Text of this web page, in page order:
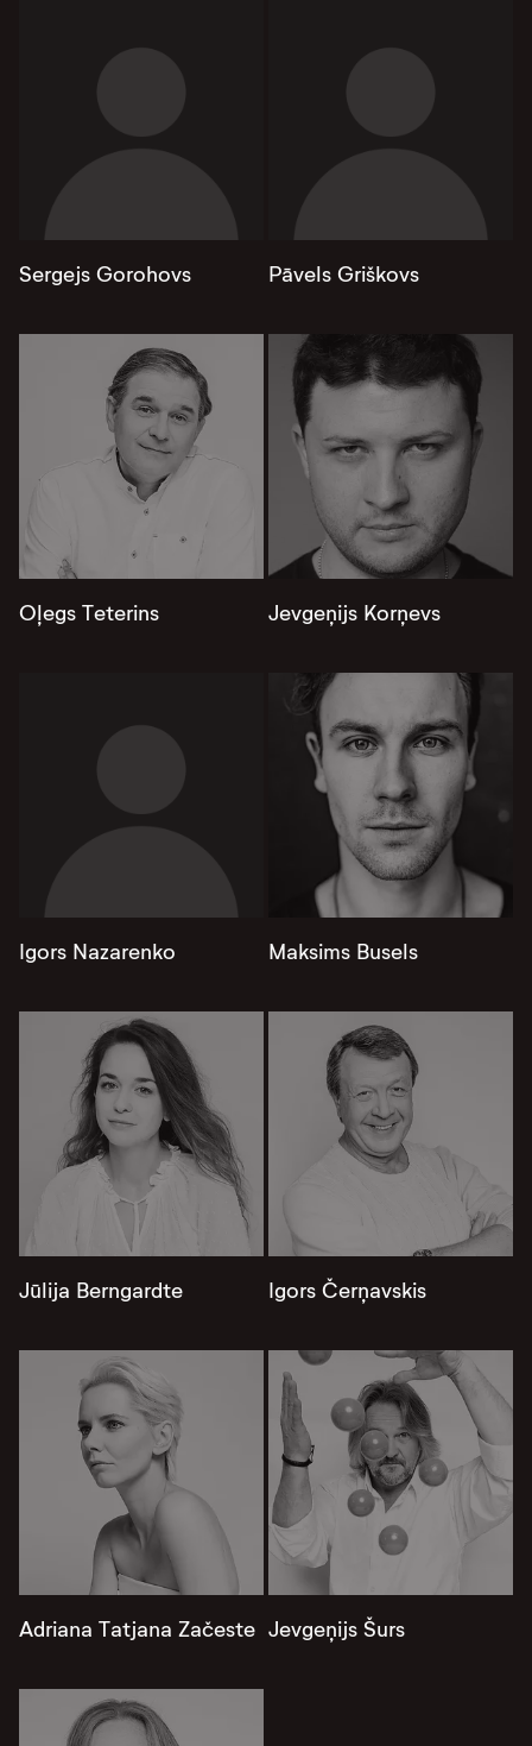
Sergejs Gorohovs Pāvels Griškovs
Oļegs Teterins Jevgeņijs Korņevs
Igors Nazarenko Maksims Busels
Jūlija Berngardte Igors Čerņavskis
Adriana Tatjana Začeste Jevgeņijs Šurs